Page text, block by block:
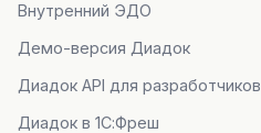
Внутренний ЭДО
Демо-версия Диадок
Диадок API для разработчиков
Диадок в 1С:Фреш